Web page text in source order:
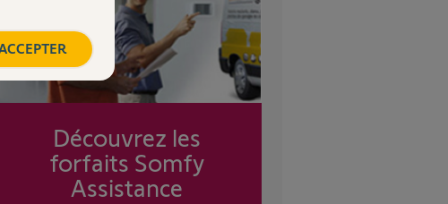
Découvrez les
forfaits Somfy
Assistance